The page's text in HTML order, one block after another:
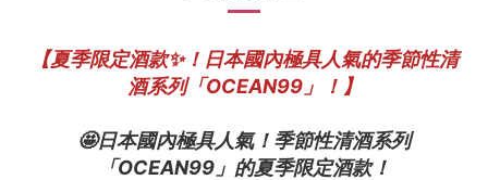
【夏季限定酒款✨！日本國內極具人氣的季節性清
酒系列「OCEAN99」！】
🤩日本國內極具人氣！季節性清酒系列
「OCEAN99」的夏季限定酒款！